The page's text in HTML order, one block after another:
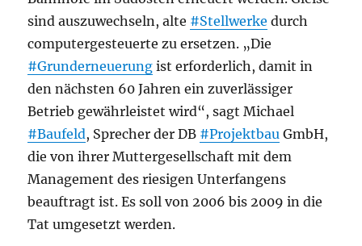
sind auszuwechseln, alte #Stellwerke durch
computergesteuerte zu ersetzen. „Die
#Grunderneuerung ist erforderlich, damit in
den nächsten 60 Jahren ein zuverlässiger
Betrieb gewährleistet wird“, sagt Michael
#Baufeld, Sprecher der DB #Projektbau GmbH,
die von ihrer Muttergesellschaft mit dem
Management des riesigen Unterfangens
beauftragt ist. Es soll von 2006 bis 2009 in die
Tat umgesetzt werden.